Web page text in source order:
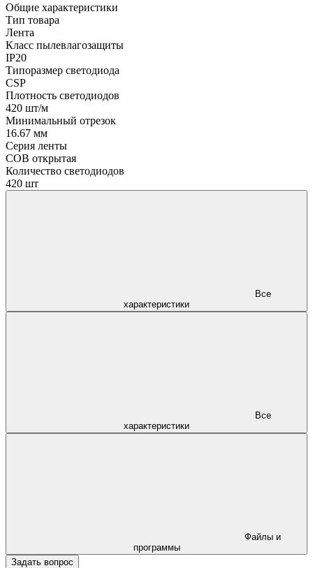
Общие характеристики
Тип товара
Лента
Класс пылевлагозащиты
IP20
Типоразмер светодиода
CSP
Плотность светодиодов
420 шт/м
Минимальный отрезок
16.67 мм
Серия ленты
COB открытая
Количество светодиодов
420 шт
характеристики
характеристики
программы
Задать вопрос